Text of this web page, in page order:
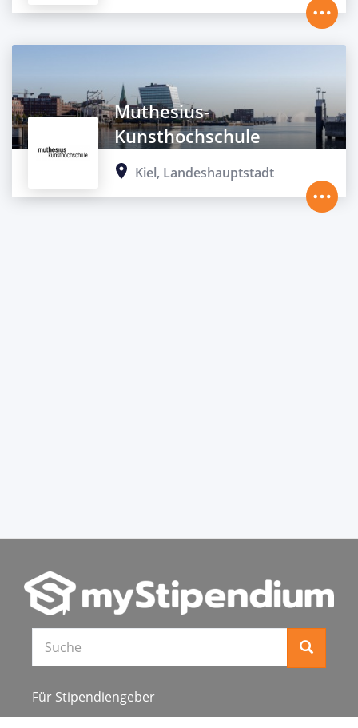
Muthesius-
Kunsthochschule
Kiel, Landeshauptstadt
Für Stipendiengeber
Stipendienverzeichnis